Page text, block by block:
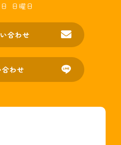
日曜日
合わせ
わせ